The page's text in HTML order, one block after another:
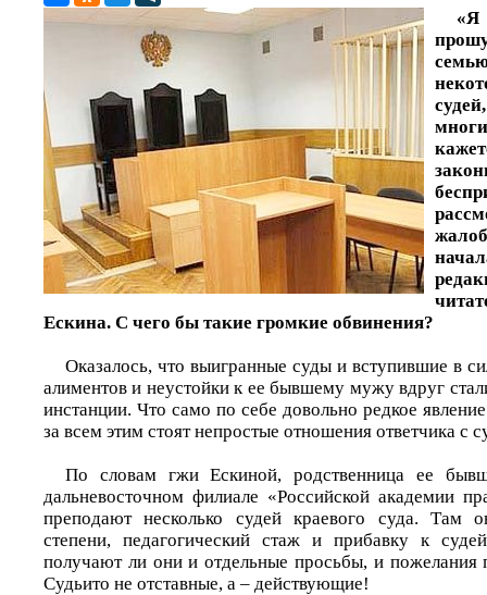
«Я
Ескина. С чего бы такие громкие обвинения?
Оказалось, что выигранные суды и вступившие в
алиментов и неустойки к ее бывшему мужу вдруг
инстанции. Что само по себе довольно редкое
за всем этим стоят непростые отношения ответчика с
По словам г­жи Ескиной, родственница ее
дальневосточном филиале «Российской академии
преподают несколько судей краевого суда. Там
степени, педагогический стаж и прибавку к
получают ли они и отдельные просьбы, и пожелания
Судьито не отставные, а – действующие!